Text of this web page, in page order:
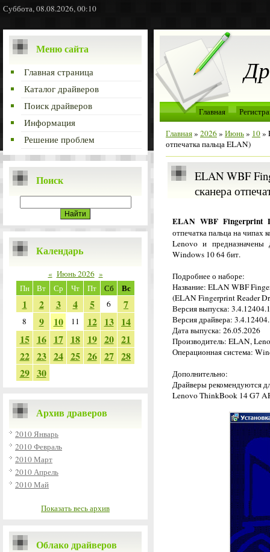
Суббота, 08.08.2026, 00:10
Меню сайта
Главная страница
Каталог драйверов
Поиск драйверов
Информация
Решение проблем
Поиск
Календарь
« Июнь 2026 »
Пн
Вт Ср Чт Пт Сб Вс
1 2 3 4 5 6 7
8 9 10 11 12 13 14
15 16 17 18 19 20 21
22 23 24 25 26 27 28
29 30
Архив драверов
2010 Январь
2010 Февраль
2010 Март
2010 Апрель
2010 Май
Показать весь архив
Облако драйверов
Главная
Главная» 2026» Июнь» 10»
отпечатка пальца ELAN)
ELAN WBF
сканера
ELAN WBF Fingerprint
отпечатка пальца на
Lenovo и
Windows 10 64 бит.
Подробнее о наборе:
Название: ELAN WBF
(ELAN Fingerprint Reader
Версия выпуска:
Версия драйвера:
Дата выпуска: 26.05.2026
Производитель: ELAN,
Операционная система:
Дополнительно:
Драйверы рекомендуются
Lenovo ThinkBook 14 G7